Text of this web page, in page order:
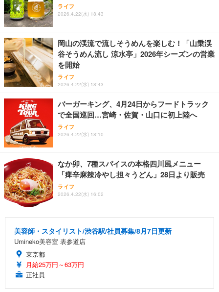
ライフ
2026.4.22(水) 18:43
岡山の渓流で流しそうめんを楽しむ！「山乗渓
谷そうめん流し 涼水亭」2026年シーズンの営業
を開始
ライフ
2026.4.22(水) 18:43
バーガーキング、4月24日からフードトラック
で全国巡回…宮崎・佐賀・山口に初上陸へ
ライフ
2026.4.22(水) 18:10
なか卯、7種スパイスの本格四川風メニュー
「痺辛麻辣冷やし担々うどん」28日より販売
ライフ
2026.4.22(水) 16:02
美容師・スタイリスト/渋谷駅/社員募集/8月7日更新
Umineko美容室 表参道店
東京都
月給25万円～63万円
正社員